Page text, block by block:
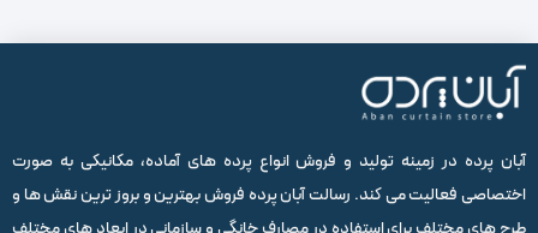
آبان پرده در زمینه تولید و فروش انواع پرده های آماده، مکانیکی به صورت
اختصاصی فعالیت می کند. رسالت آبان پرده فروش بهترین و بروز ترین نقش ها و